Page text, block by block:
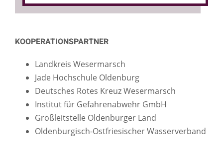
KOOPERATIONSPARTNER
Landkreis Wesermarsch
Jade Hochschule Oldenburg
Deutsches Rotes Kreuz Wesermarsch
Institut für Gefahrenabwehr GmbH
Großleitstelle Oldenburger Land
Oldenburgisch-Ostfriesischer Wasserverband